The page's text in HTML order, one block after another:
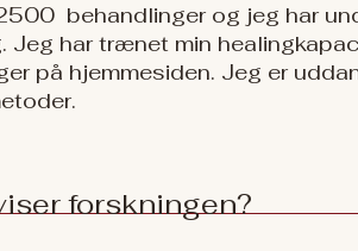
behandlinger og jeg har
Jeg har trænet min
på hjemmesiden. Jeg er
forskningen?